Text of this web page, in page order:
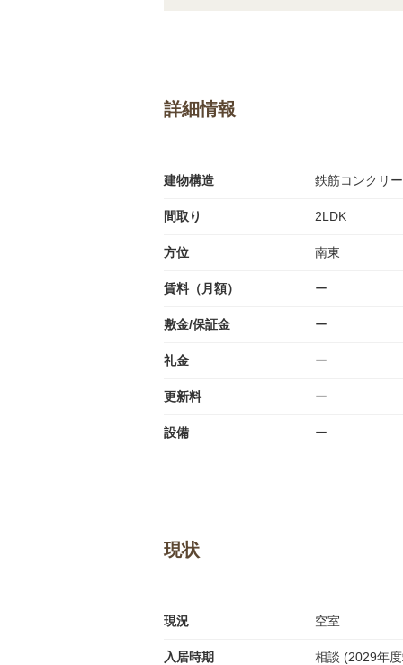
詳細情報
建物構造 鉄筋コンクリ
間取り 2LDK
方位 南東
賃料（月額） ー
敷金/保証金 ー
礼金 ー
更新料 ー
設備 ー
現状
現況 空室
入居時期 相談 (2029年